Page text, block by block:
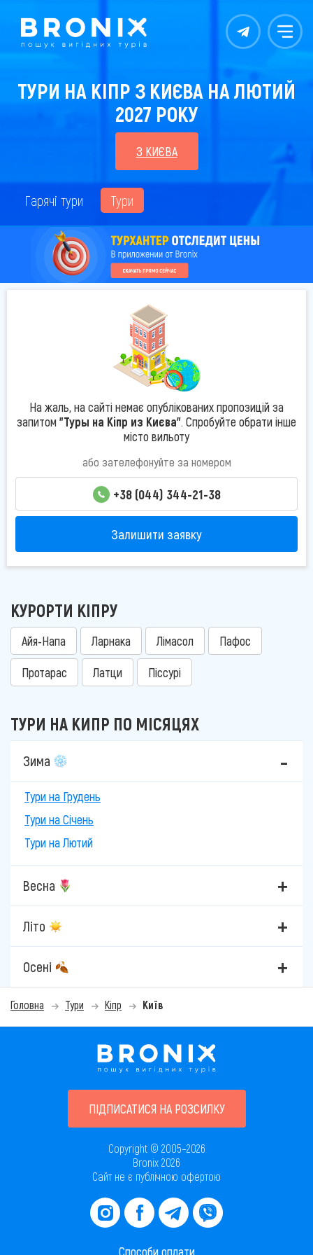
Контакты Меню
ТУРИ НА КІПР З КИЄВА НА ЛЮТИЙ
2027 РОКУ
З КИЄВА
Гарячі тури Тури
На жаль, на сайті немає опублікованих пропозицій за
запитом "Туры на Кіпр из Києва". Спробуйте обрати інше
місто вильоту
або зателефонуйте за номером
+38 (044) 344-21-38
Залишити заявку
КУРОРТИ КІПРУ
Айя-Напа Ларнака Лімасол Пафос
Протарас Латци Піссурі
ТУРИ НА КИПР ПО МІСЯЦЯХ
Зима
Тури на Грудень
Тури на Січень
Тури на Лютий
Весна
Літо
Осені
Головна Тури Кіпр Київ
ПІДПИСАТИСЯ НА РОЗСИЛКУ
Copyright © 2005–2026
Bronix 2026
Сайт не є публічною офертою
Способи оплати